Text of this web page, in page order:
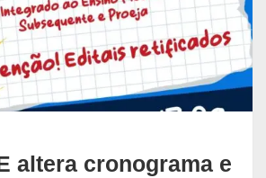
altera cronograma e